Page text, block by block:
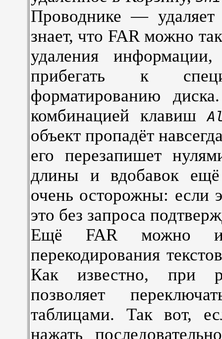
Проводнике —
знает, что FAR можно
удаления
прибегать к
форматированию
комбинацией клавиш
объект пропадёт
его перезапишет
длины и вдобавок ещё
очень осторожны: если
это без запроса
Ещё FAR можно
перекодирования
Как известно, при
позволяет
таблицами. Так вот,
нажать последовательно